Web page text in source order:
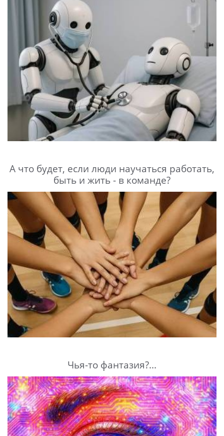
А что будет, если люди научаться работать,
быть и жить - в команде?
Чья-то фантазия?...